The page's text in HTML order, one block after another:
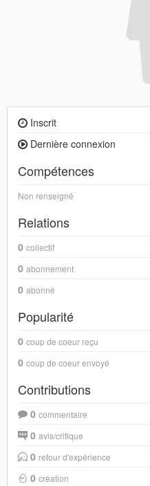
Inscrit
Dernière connexion
Compétences
Non renseigné
Relations
0 collectif
0 abonnement
0 abonné
Popularité
0 coup de coeur reçu
0 coup de coeur envoyé
Contributions
0 commentaire
0 avis/critique
0 retour d'expérience
0 création